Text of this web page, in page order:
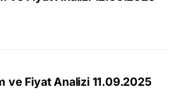
ve Fiyat Analizi 11.09.2025